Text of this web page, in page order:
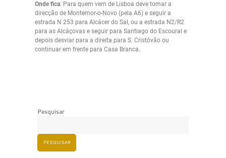
Onde fica: Para quem vem de Lisboa deve tomar a
direcção de Montemor-o-Novo (pela A6) e seguir a
estrada N 253 para Alcácer do Sal, ou a estrada N2/R2
para as Alcáçovas e seguir para Santiago do Escoural e
depois desviar para a direita para S. Cristóvão ou
continuar em frente para Casa Branca.
Pesquisar
PESQUISAR